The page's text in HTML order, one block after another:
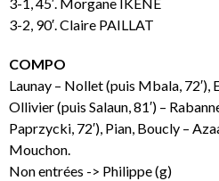
3-1, 45′. Morgane IKENE
3-2, 90′. Claire PAILLAT
COMPO
Launay – Nollet (puis Mbala, 72′),
Ollivier (puis Salaun, 81′) –
Paprzycki, 72′), Pian, Boucly –
Mouchon.
Non entrées -> Philippe (g)